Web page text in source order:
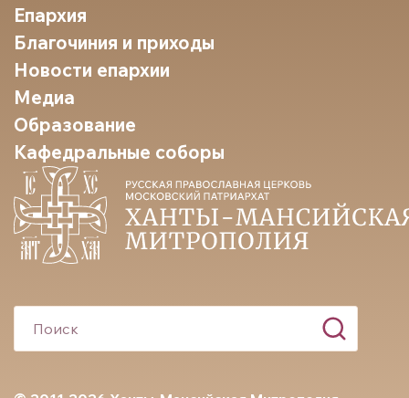
Епархия
Благочиния и приходы
Новости епархии
Медиа
Образование
Кафедральные соборы